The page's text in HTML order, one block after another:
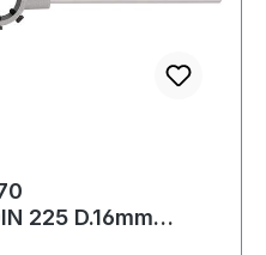
225 D.16mm